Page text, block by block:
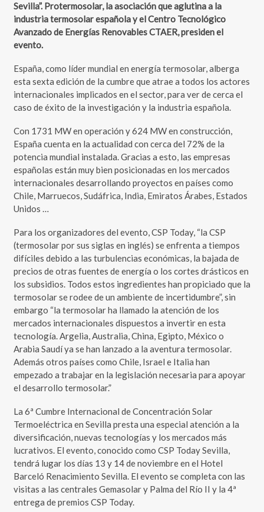
Sevilla”. Protermosolar, la asociación que aglutina a la
industria termosolar española y el Centro Tecnológico
Avanzado de Energías Renovables CTAER, presiden el
evento.
España, como líder mundial en energía termosolar, alberga
esta sexta edición de la cumbre que atrae a todos los actores
internacionales implicados en el sector, para ver de cerca el
caso de éxito de la investigación y la industria española.
Con 1731 MW en operación y 624 MW en construcción,
España cuenta en la actualidad con cerca del 72% de la
potencia mundial instalada. Gracias a esto, las empresas
españolas están muy bien posicionadas en los mercados
internacionales desarrollando proyectos en países como
Chile, Marruecos, Sudáfrica, India, Emiratos Árabes, Estados
Unidos …
Para los organizadores del evento, CSP Today, “la CSP
(termosolar por sus siglas en inglés) se enfrenta a tiempos
difíciles debido a las turbulencias económicas, la bajada de
precios de otras fuentes de energía o los cortes drásticos en
los subsidios. Todos estos ingredientes han propiciado que la
termosolar se rodee de un ambiente de incertidumbre”, sin
embargo “la termosolar ha llamado la atención de los
mercados internacionales dispuestos a invertir en esta
tecnología. Argelia, Australia, China, Egipto, México o
Arabia Saudí ya se han lanzado a la aventura termosolar.
Además otros países como Chile, Israel e Italia han
empezado a trabajar en la legislación necesaria para apoyar
el desarrollo termosolar.”
La 6ª Cumbre Internacional de Concentración Solar
Termoeléctrica en Sevilla presta una especial atención a la
diversificación, nuevas tecnologías y los mercados más
lucrativos. El evento, conocido como CSP Today Sevilla,
tendrá lugar los días 13 y 14 de noviembre en el Hotel
Barceló Renacimiento Sevilla. El evento se completa con las
visitas a las centrales Gemasolar y Palma del Río II y la 4ª
entrega de premios CSP Today.